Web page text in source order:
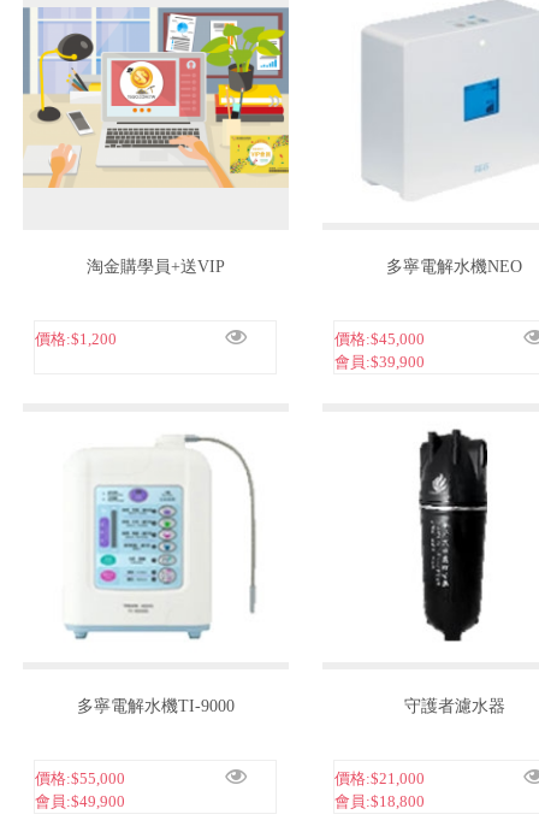
淘金購學員+送VIP
價格:$1,200
多寧電解水機NEO
價格:$45,000
會員:$39,900
多寧電解水機TI-9000
價格:$55,000
會員:$49,900
守護者濾水器
價格:$21,000
會員:$18,800